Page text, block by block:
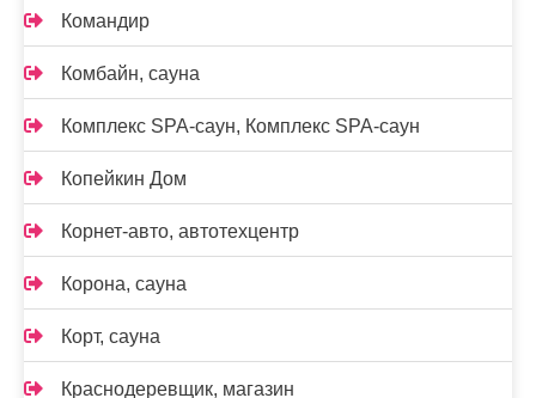
Командир
Комбайн, сауна
Комплекс SPA-саун, Комплекс SPA-саун
Копейкин Дом
Корнет-авто, автотехцентр
Корона, сауна
Корт, сауна
Краснодеревщик, магазин